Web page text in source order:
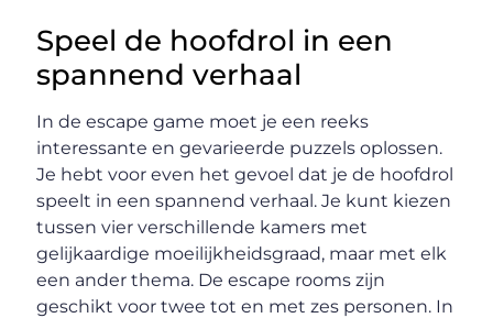
Speel de hoofdrol in een
spannend verhaal
In de escape game moet je een reeks
interessante en gevarieerde puzzels oplossen.
Je hebt voor even het gevoel dat je de hoofdrol
speelt in een spannend verhaal. Je kunt kiezen
tussen vier verschillende kamers met
gelijkaardige moeilijkheidsgraad, maar met elk
een ander thema. De escape rooms zijn
geschikt voor twee tot en met zes personen. In